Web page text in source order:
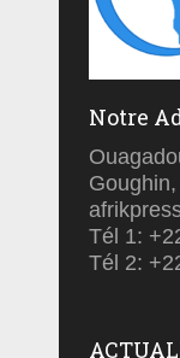
Notre
Tél 1:
Tél 2: